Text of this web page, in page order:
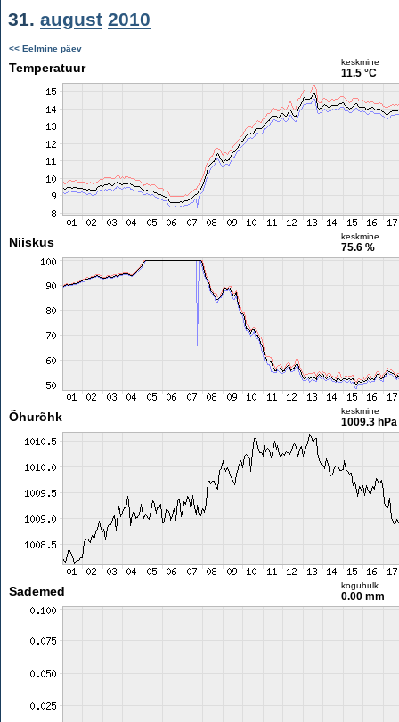
31. august 2010
<< Eelmine päev
Temperatuur keskmine
11.5 °C
Niiskus keskmine
75.6 %
Õhurõhk keskmine
1009.3 hPa
Sademed koguhulk
0.00 mm